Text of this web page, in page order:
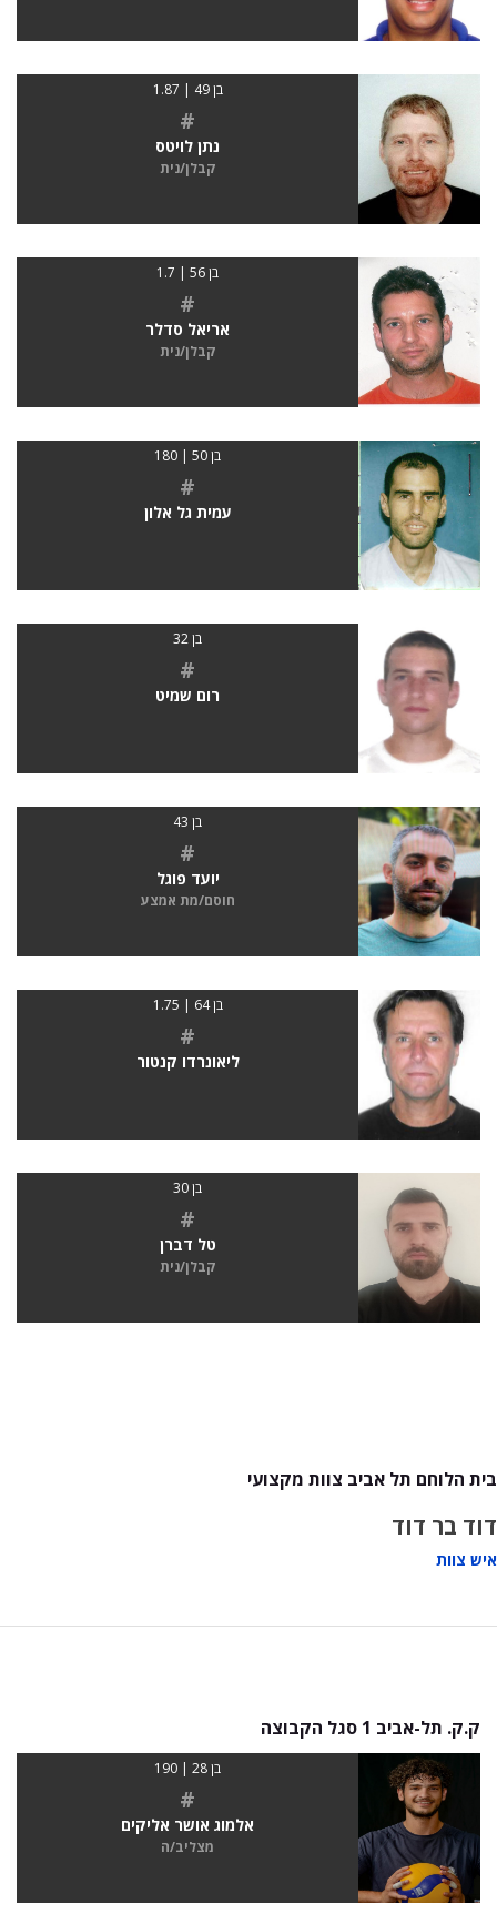
בן 49 | 1.87
#
נתן לויטס
קבלן/נית
בן 56 | 1.7
#
אריאל סדלר
קבלן/נית
בן 50 | 180
#
עמית גל אלון
בן 32
#
רום שמיט
בן 43
#
יועד פוגל
חוסם/מת אמצע
בן 64 | 1.75
#
ליאונרדו קנטור
בן 30
#
טל דברן
קבלן/נית
בית הלוחם תל אביב צוות מקצועי
דוד בר דוד
איש צוות
ק.ק. תל-אביב 1 סגל הקבוצה
בן 28 | 190
#
אלמוג אושר אליקים
מצליב/ה